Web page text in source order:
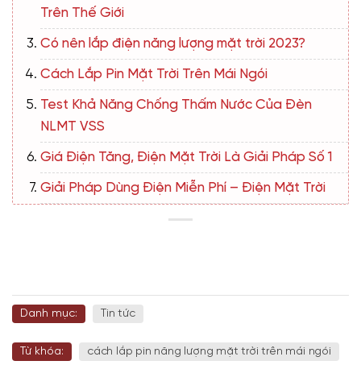
Trên Thế Giới
Có nên lắp điện năng lượng mặt trời 2023?
Cách Lắp Pin Mặt Trời Trên Mái Ngói
Test Khả Năng Chống Thấm Nước Của Đèn
NLMT VSS
Giá Điện Tăng, Điện Mặt Trời Là Giải Pháp Số 1
Giải Pháp Dùng Điện Miễn Phí – Điện Mặt Trời
Danh mục: Tin tức
Từ khóa: cách lắp pin năng lượng mặt trời trên mái ngói